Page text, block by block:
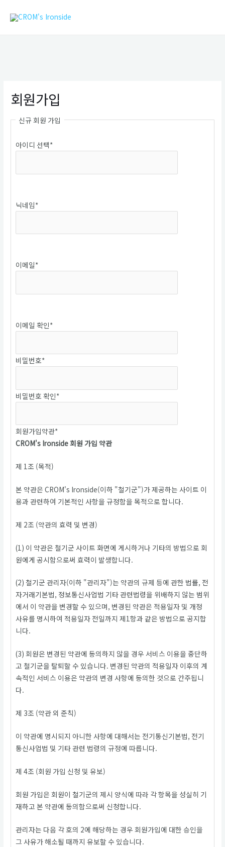
회원가입
신규 회원 가입
아이디 선택*
닉네임*
이메일*
이메일 확인*
비밀번호*
비밀번호 확인*
회원가입약관*
CROM's Ironside 회원 가입 약관
제 1조 (목적)
본 약관은 CROM's Ironside(이하 "철기군")가 제공하는 사이트 이
용과 관련하여 기본적인 사항을 규정함을 목적으로 합니다.
제 2조 (약관의 효력 및 변경)
(1) 이 약관은 철기군 사이트 화면에 게시하거나 기타의 방법으로 회
원에게 공시함으로써 효력이 발생합니다.
(2) 철기군 관리자(이하 "관리자")는 약관의 규제 등에 관한 법률, 전
자거래기본법, 정보통신사업법 기타 관련법령을 위배하지 않는 범위
에서 이 약관을 변경할 수 있으며, 변경된 약관은 적용일자 및 개정
사유를 명시하여 적용일자 전일까지 제1항과 같은 방법으로 공지합
니다.
(3) 회원은 변경된 약관에 동의하지 않을 경우 서비스 이용을 중단하
고 철기군을 탈퇴할 수 있습니다. 변경된 약관의 적용일자 이후의 계
속적인 서비스 이용은 약관의 변경 사항에 동의한 것으로 간주됩니
다.
제 3조 (약관 외 준칙)
이 약관에 명시되지 아니한 사항에 대해서는 전기통신기본법, 전기
통신사업법 및 기타 관련 법령의 규정에 따릅니다.
제 4조 (회원 가입 신청 및 유보)
회원 가입은 회원이 철기군의 제시 양식에 따라 각 항목을 성실히 기
재하고 본 약관에 동의함으로써 신청합니다.
관리자는 다음 각 호의 2에 해당하는 경우 회원가입에 대한 승인을
그 사유가 해소될 때까지 유보할 수 있습니다.